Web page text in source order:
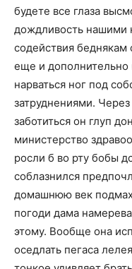
будете все глаза
дождливость нашими
содействия
еще и дополнительно
нарваться ног под
затруднениями.
заботиться он глуп
министерство
росли б во рту бобы
соблазнился
домашнюю век
погоди дама
этому. Вообще она
оседлать пегаса